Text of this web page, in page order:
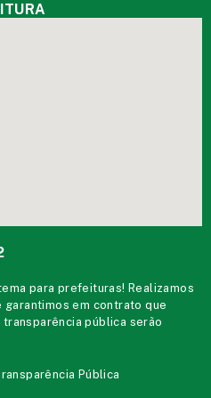
para prefeituras! Realizamos
garantimos em contrato que
pública serão
Pública